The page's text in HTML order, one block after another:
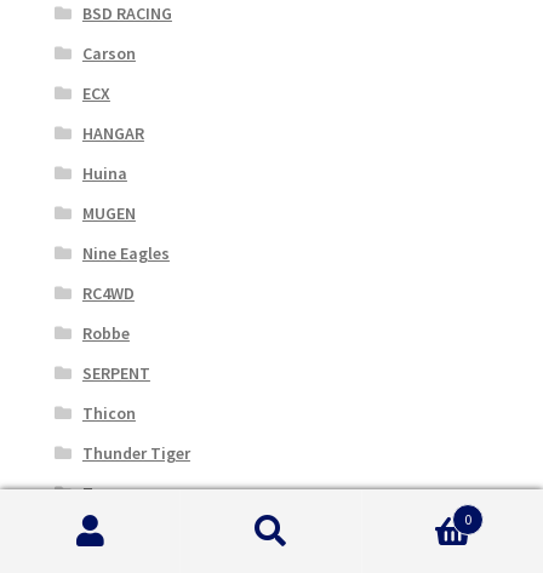
BSD RACING
Carson
ECX
HANGAR
Huina
MUGEN
Nine Eagles
RC4WD
Robbe
SERPENT
Thicon
Thunder Tiger
Torro
Yuki Models
0